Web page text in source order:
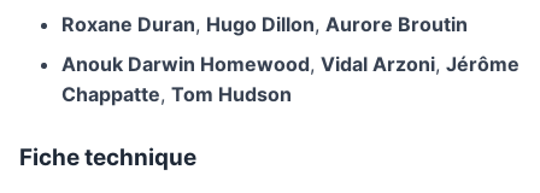
Roxane Duran, Hugo Dillon, Aurore Broutin
Anouk Darwin Homewood, Vidal Arzoni, Jérôme
Chappatte, Tom Hudson
Fiche technique